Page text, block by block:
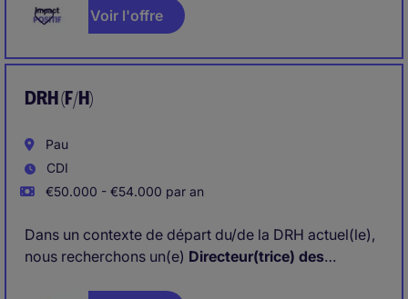
Voir l'offre
DRH (F/H)
Pau
CDI
€50.000 - €54.000 par an
Dans un contexte de départ du/de la DRH actuel(le),
nous recherchons un(e) Directeur(trice) des